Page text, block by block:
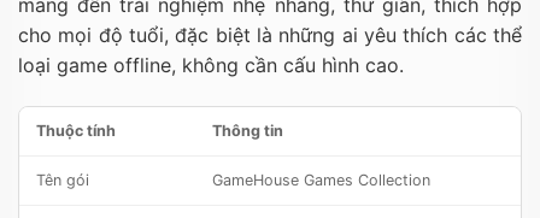
mang đến trải nghiệm nhẹ nhàng, thư giãn, thích hợp
cho mọi độ tuổi, đặc biệt là những ai yêu thích các thể
loại game offline, không cần cấu hình cao.
Thuộc tính Thông tin
Tên gói GameHouse Games Collection